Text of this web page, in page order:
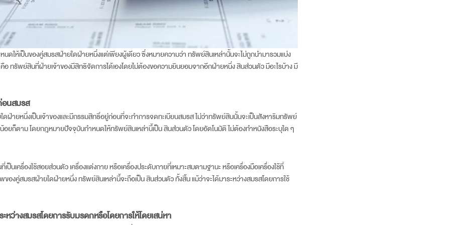
ให้เป็นของคู่สมรสฝ่ายใดฝ่ายหนึ่งแต่เพียงผู้เดียว ซึ่งหมายความว่า ทรัพย์สินเหล่านั้นจะไม่ถูกนำมารวมแบ่ง
ทรัพย์สินที่ฝ่ายเจ้าของมีสิทธิจัดการได้เองโดยไม่ต้องขอความยินยอมจากอีกฝ่ายหนึ่ง สินส่วนตัว มีอะไรบ้าง มี
นสมรส
ายหนึ่งเป็นเจ้าของและมีกรรมสิทธิ์อยู่ก่อนที่จะทำการจดทะเบียนสมรสไม่ว่าทรัพย์สินนั้นจะเป็นสังหาริมทรัพย์
ยก็ตาม โดยกฎหมายปัจจุบันกำหนดให้ทรัพย์สินเหล่านี้เป็น สินส่วนตัว โดยอัตโนมัติ ไม่ต้องทำหนังสือระบุใด ๆ
นเครื่องใช้สอยส่วนตัว เครื่องแต่งกาย หรือเครื่องประดับกายที่เหมาะสมตามฐานะ หรือเครื่องมือเครื่องใช้ที่
องคู่สมรสฝ่ายใดฝ่ายหนึ่ง ทรัพย์สินเหล่านี้จะถือเป็น สินส่วนตัว ทั้งสิ้น แม้ว่าจะได้มาระหว่างสมรสโดยการใช้
ว่างสมรสโดยการรับมรดกหรือโดยการให้โดยเสน่หา